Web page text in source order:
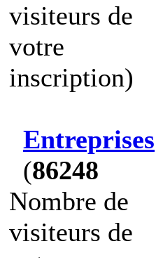
visiteurs de
votre
inscription)
Entreprises
(86248
Nombre de
visiteurs de